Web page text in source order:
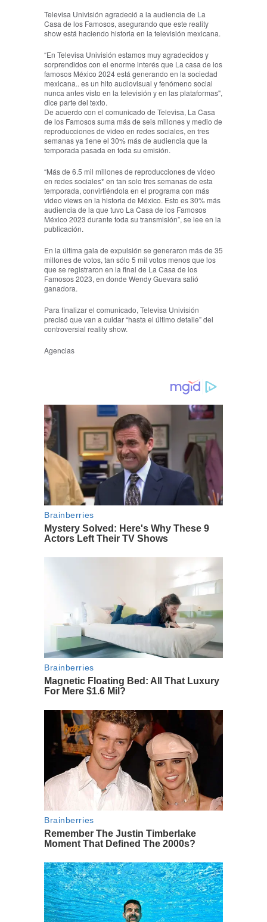
Televisa Univisión agradeció a la audiencia de La
Casa de los Famosos, asegurando que este reality
show está haciendo historia en la televisión mexicana.
“En Televisa Univisión estamos muy agradecidos y
sorprendidos con el enorme interés que La casa de los
famosos México 2024 está generando en la sociedad
mexicana.. es un hito audiovisual y fenómeno social
nunca antes visto en la televisión y en las plataformas",
dice parte del texto.
De acuerdo con el comunicado de Televisa, La Casa
de los Famosos suma más de seis millones y medio de
reproducciones de video en redes sociales, en tres
semanas ya tiene el 30% más de audiencia que la
temporada pasada en toda su emisión.
“Más de 6.5 mil millones de reproducciones de video
en redes sociales* en tan solo tres semanas de esta
temporada, convirtiéndola en el programa con más
video views en la historia de México. Esto es 30% más
audiencia de la que tuvo La Casa de los Famosos
México 2023 durante toda su transmisión”, se lee en la
publicación.
En la última gala de expulsión se generaron más de 35
millones de votos, tan sólo 5 mil votos menos que los
que se registraron en la final de La Casa de los
Famosos 2023, en donde Wendy Guevara salió
ganadora.
Para finalizar el comunicado, Televisa Univisión
precisó que van a cuidar “hasta el último detalle” del
controversial reality show.
Agencias